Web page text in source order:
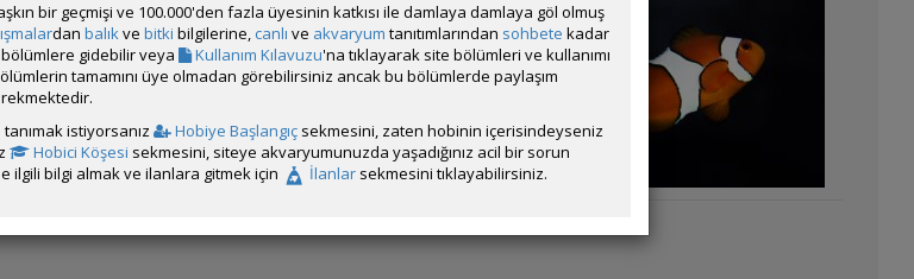
bir geçmişi ve 100.000'den fazla üyesinin katkısı ile damlaya damlaya göl olmuş
dan balıkve bitki bilgilerine, canlı ve akvaryum tanıtımlarından sohbete kadar
gidebilir veya
Kullanım Kılavuzu'na tıklayarak site bölümleri ve kullanımı
tamamını üye olmadan görebilirsiniz ancak bu bölümlerde paylaşım
istiyorsanız
Hobiye Başlangıç sekmesini, zaten hobinin içerisindeyseniz
Hobici Köşesi sekmesini, siteye akvaryumunuzda yaşadığınız acil bir sorun
ilgili bilgi almak ve ilanlara gitmek için İlanlar sekmesini tıklayabilirsiniz.